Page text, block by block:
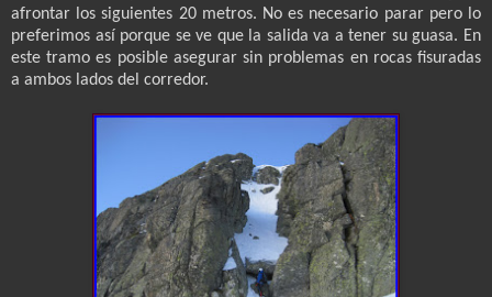
afrontar los siguientes 20 metros. No es necesario parar pero lo
preferimos así porque se ve que la salida va a tener su guasa. En
este tramo es posible asegurar sin problemas en rocas fisuradas
a ambos lados del corredor.